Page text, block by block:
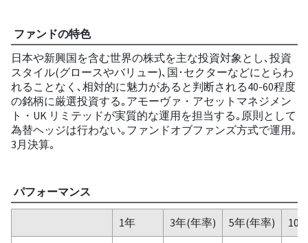
ファンドの特色
日本や新興国を含む世界の株式を主な投資対象とし､投資
スタイル(グロースやバリュー)､国･セクターなどにとらわ
れることなく､相対的に魅力があると判断される40-60程度
の銘柄に厳選投資する｡アモーヴァ・アセットマネジメン
ト・UK リミテッドが実質的な運用を担当する｡原則として
為替ヘッジは行わない｡ファンドオブファンズ方式で運用｡
3月決算｡
パフォーマンス
1年 3年(年率) 5年(年率)
10